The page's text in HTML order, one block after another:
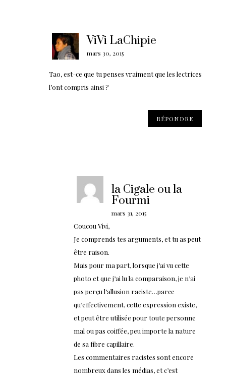
ViVi LaChipie
mars 30, 2015
Tao, est-ce que tu penses vraiment que les lectrices
l’ont compris ainsi ?
RÉPONDRE
la Cigale ou la
Fourmi
mars 31, 2015
Coucou Vivi,
Je comprends tes arguments, et tu as peut
être raison.
Mais pour ma part, lorsque j’ai vu cette
photo et que j’ai lu la comparaison, je n’ai
pas perçu l’allusion raciste…parce
qu’effectivement, cette expression existe,
et peut être utilisée pour toute personne
mal ou pas coiffée, peu importe la nature
de sa fibre capillaire.
Les commentaires racistes sont encore
nombreux dans les médias, et c’est